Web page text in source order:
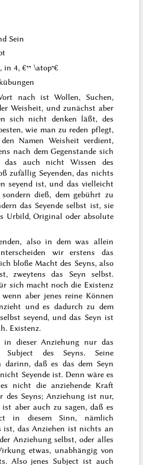
Sein
Seyn Können, in 4, €יי \atopי€
nach ist Wollen, Suchen,
Weisheit, und zunächst aber
sich nicht denken läßt, des
wie man zu reden pflegt,
Namen Weisheit verdient,
nach dem Gegenstande sich
das auch nicht Wissen des
zufällig Seyenden, das nichts
seyend ist, und das vielleicht
dieß, dem gebührt zu
das Seyende selbst ist, sie
Urbild, Original oder absolute
also in dem was allein
wir erstens das
bloße Macht des Seyns, also
zweytens das Seyn selbst.
sich macht noch die Existenz
aber jenes reine Können
und es dadurch zu dem
seyend, und das Seyn ist
Existenz.
dieser Anziehung nur das
des Seyns. Seine
darinn, daß es das dem Seyn
Seyendeist. Denn wäre es
nicht die anziehende Kraft
des Seyns; Anziehung ist nur,
aber auch zu sagen, daß es
in diesemSinn, nämlich
ist, das Anziehen ist nichts an
Anziehung selbst, oder alles
etwas, unabhängig von
Also jenes Subject ist auch